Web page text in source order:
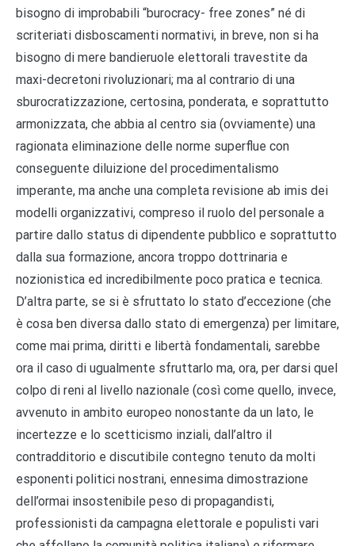
bisogno di improbabili “burocracy- free zones” né di
scriteriati disboscamenti normativi, in breve, non si ha
bisogno di mere bandieruole elettorali travestite da
maxi-decretoni rivoluzionari; ma al contrario di una
sburocratizzazione, certosina, ponderata, e soprattutto
armonizzata, che abbia al centro sia (ovviamente) una
ragionata eliminazione delle norme superflue con
conseguente diluizione del procedimentalismo
imperante, ma anche una completa revisione ab imis dei
modelli organizzativi, compreso il ruolo del personale a
partire dallo status di dipendente pubblico e soprattutto
dalla sua formazione, ancora troppo dottrinaria e
nozionistica ed incredibilmente poco pratica e tecnica.
D’altra parte, se si è sfruttato lo stato d’eccezione (che
è cosa ben diversa dallo stato di emergenza) per limitare,
come mai prima, diritti e libertà fondamentali, sarebbe
ora il caso di ugualmente sfruttarlo ma, ora, per darsi quel
colpo di reni al livello nazionale (così come quello, invece,
avvenuto in ambito europeo nonostante da un lato, le
incertezze e lo scetticismo inziali, dall’altro il
contradditorio e discutibile contegno tenuto da molti
esponenti politici nostrani, ennesima dimostrazione
dell’ormai insostenibile peso di propagandisti,
professionisti da campagna elettorale e populisti vari